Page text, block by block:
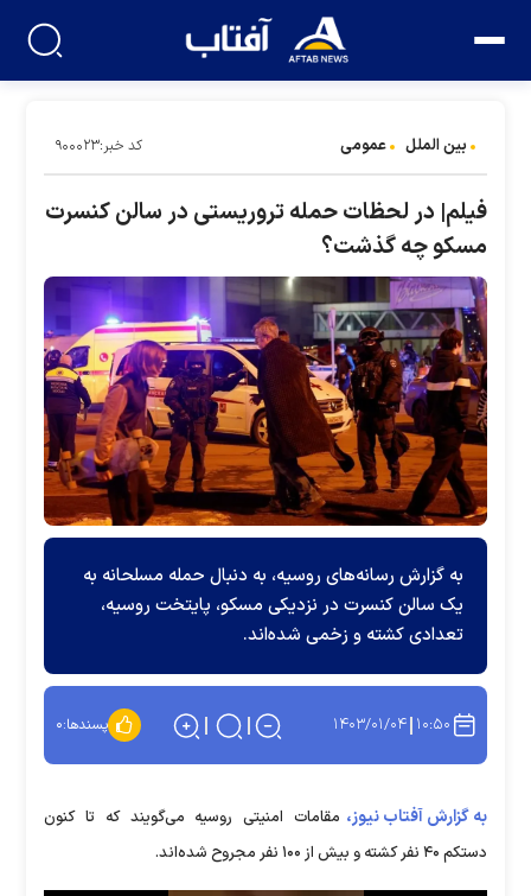
بین الملل عمومی کد خبر:۹۰۰۰۲۳
فیلم| در لحظات حمله تروریستی در سالن کنسرت
مسکو چه گذشت؟
به گزارش رسانه‌های روسیه، به دنبال حمله مسلحانه به
یک سالن کنسرت در نزدیکی مسکو، پایتخت روسیه،
تعدادی کشته و زخمی شده‌اند.
۱۰:۵۰ ۱۴۰۳/۰۱/۰۴ پسندها:۰
به گزارش آفتاب نیوز، مقامات امنیتی روسیه می‌گویند که تا کنون
دستکم ۴۰ نفر کشته و بیش از ۱۰۰ نفر مجروح شده‌اند.